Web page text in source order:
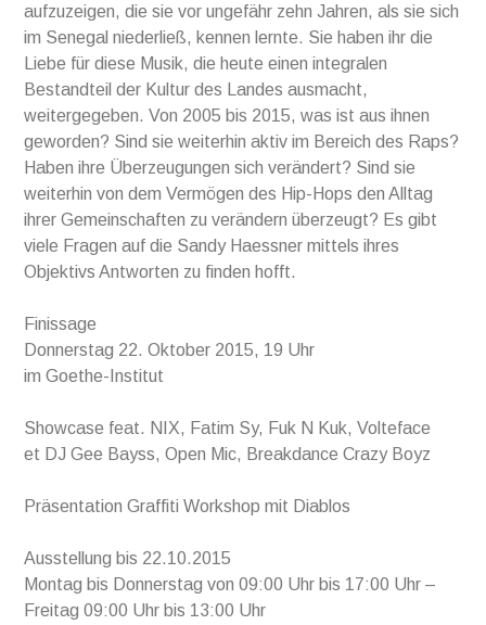
aufzuzeigen, die sie vor ungefähr zehn Jahren, als sie sich
im Senegal niederließ, kennen lernte. Sie haben ihr die
Liebe für diese Musik, die heute einen integralen
Bestandteil der Kultur des Landes ausmacht,
weitergegeben. Von 2005 bis 2015, was ist aus ihnen
geworden? Sind sie weiterhin aktiv im Bereich des Raps?
Haben ihre Überzeugungen sich verändert? Sind sie
weiterhin von dem Vermögen des Hip-Hops den Alltag
ihrer Gemeinschaften zu verändern überzeugt? Es gibt
viele Fragen auf die Sandy Haessner mittels ihres
Objektivs Antworten zu finden hofft.
Finissage
Donnerstag 22. Oktober 2015, 19 Uhr
im Goethe-Institut
Showcase feat. NIX, Fatim Sy, Fuk N Kuk, Volteface
et DJ Gee Bayss, Open Mic, Breakdance Crazy Boyz
Präsentation Graffiti Workshop mit Diablos
Ausstellung bis 22.10.2015
Montag bis Donnerstag von 09:00 Uhr bis 17:00 Uhr –
Freitag 09:00 Uhr bis 13:00 Uhr